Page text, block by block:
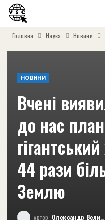
Головна Наука Новини
НОВИНИ
Вчені
до нас
44 рази
Землю
Автор Олександр Великий